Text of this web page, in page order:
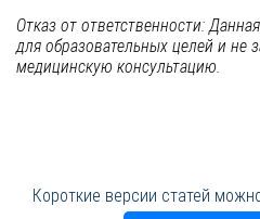
Отказ от ответственности:
для образовательных целей и не
медицинскую консультацию.
Короткие версии статей